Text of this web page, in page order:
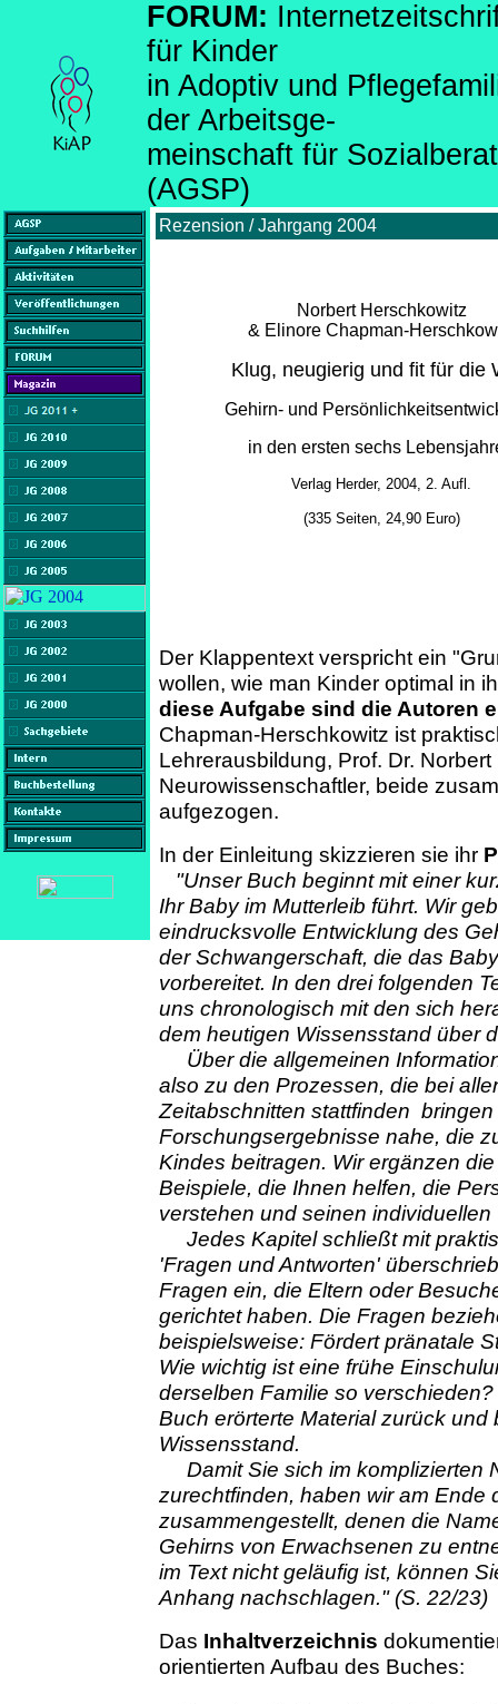
FORUM:
für Kinder
in Adoptiv und
der Arbeitsge-
meinschaft für
(AGSP)
Rezension / Jahrgang 2004
Norbert Herschkowitz
& Elinore Chapman-
Klug, neugierig und fit für die
Gehirn- und
in den ersten sechs
Verlag Herder, 2004, 2. Aufl.
(335 Seiten, 24,90 Euro)
Der Klappentext verspricht ein
wollen, wie man Kinder optimal in
diese Aufgabe sind die Autoren
Chapman-Herschkowitz ist
Lehrerausbildung, Prof. Dr.
Neurowissenschaftler, beide
aufgezogen.
In der Einleitung skizzieren sie ihr
"Unser Buch beginnt mit einer
Ihr Baby im Mutterleib führt. Wir
eindrucksvolle Entwicklung des
der Schwangerschaft, die das
vorbereitet. In den drei folgenden
uns chronologisch mit den sich
dem heutigen Wissensstand über
Über die allgemeinen
also zu den Prozessen, die bei
Zeitabschnitten stattfinden
Forschungsergebnisse nahe, die
Kindes beitragen. Wir ergänzen
Beispiele, die Ihnen helfen, die
verstehen und seinen
Jedes Kapitel schließt mit
'Fragen und Antworten'
Fragen ein, die Eltern oder
gerichtet haben. Die Fragen
beispielsweise: Fördert pränatale
Wie wichtig ist eine frühe
derselben Familie so
Buch erörterte Material zurück
Wissensstand.
Damit Sie sich im komplizierten
zurechtfinden, haben wir am Ende
zusammengestellt, denen die
Gehirns von Erwachsenen zu
im Text nicht geläufig ist, können
Anhang nachschlagen." (S. 22/23)
Das Inhaltverzeichnis
orientierten Aufbau des Buches: